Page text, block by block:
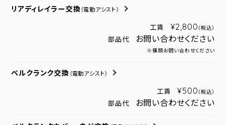
リアディレイラー交換 （電動アシスト）
工賃 ¥2,800 （税込）
部品代 お問い合わせください
※種類お問い合わせください
ベルクランク交換 （電動アシスト）
工賃 ¥500 （税込）
部品代 お問い合わせください